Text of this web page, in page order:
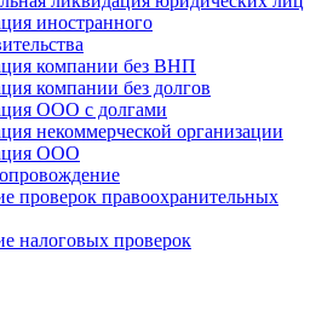
иностранного
компании без ВНП
компании без долгов
ООО с долгами
некоммерческой организации
ООО
проверок правоохранительных
налоговых проверок